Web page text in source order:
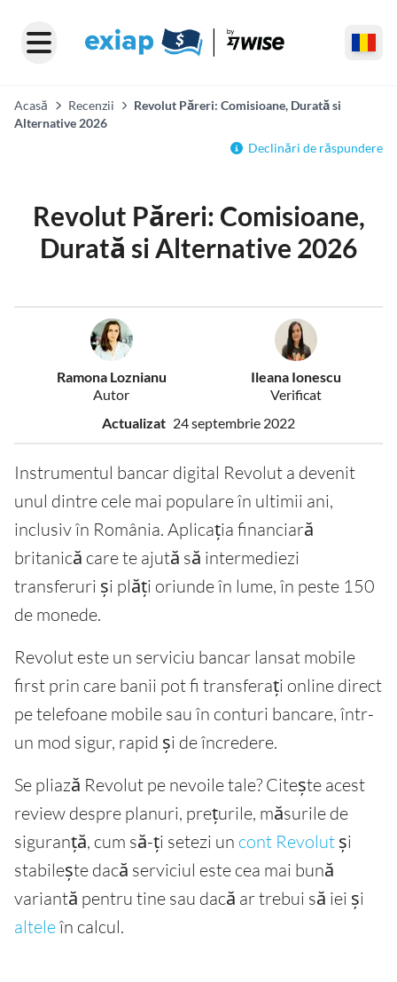
Acasă Recenzii
Revolut Păreri: Comisioane, Durată si
Alternative 2026
Declinări de răspundere
Revolut Păreri: Comisioane,
Durată si Alternative 2026
Ramona Loznianu
Autor
Ileana Ionescu
Verificat
Actualizat 24 septembrie 2022
Instrumentul bancar digital Revolut a devenit
unul dintre cele mai populare în ultimii ani,
inclusiv în România. Aplicația financiară
britanică care te ajută să intermediezi
transferuri și plăți oriunde în lume, în peste 150
de monede.
Revolut este un serviciu bancar lansat mobile
first prin care banii pot fi transferați online direct
pe telefoane mobile sau în conturi bancare, într-
un mod sigur, rapid și de încredere.
Se pliază Revolut pe nevoile tale? Citește acest
review despre planuri, prețurile, măsurile de
siguranță, cum să-ți setezi un cont Revolut și
stabilește dacă serviciul este cea mai bună
variantă pentru tine sau dacă ar trebui să iei și
alteleîn calcul.